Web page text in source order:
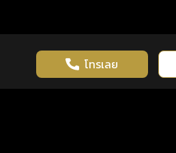
โทรเลย
เว็บไซต์นี้มีการใช้งานคุกกี้ เพื่อเพิ่มประสิทธิภา
ในการใช้งานเว็บไซต์ นโยบายความ
รู้ก่อน พร้อมกว่า ทุกจังหวะชีวิต